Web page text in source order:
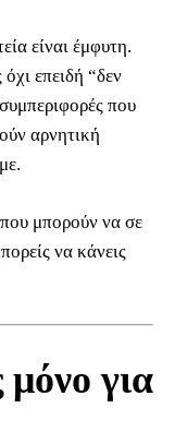
είναι έμφυτη.
επειδή “δεν
που
αρνητική
μπορούν να σε
να κάνεις
για